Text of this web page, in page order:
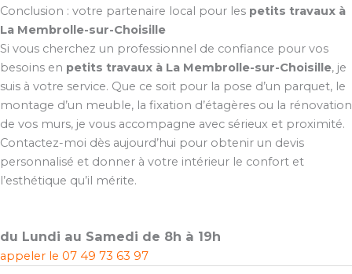
Conclusion : votre partenaire local pour les petits travaux à
La Membrolle-sur-Choisille
Si vous cherchez un professionnel de confiance pour vos
besoins en petits travaux à La Membrolle-sur-Choisille, je
suis à votre service. Que ce soit pour la pose d’un parquet, le
montage d’un meuble, la fixation d’étagères ou la rénovation
de vos murs, je vous accompagne avec sérieux et proximité.
Contactez-moi dès aujourd’hui pour obtenir un devis
personnalisé et donner à votre intérieur le confort et
l’esthétique qu’il mérite.
du Lundi au Samedi de 8h à 19h
appeler le 07 49 73 63 97